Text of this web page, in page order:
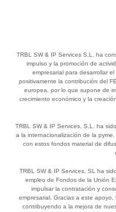
TRBL SW & IP Services S.L. ha
impulso y la promoción de
empresarial para desarrollar
positivamente la contribución del
europea, por lo que supone de
crecimiento económico y la
TRBL SW & IP Services, S.L. ha
a la internacionalización de la
con estos fondos material de
TRBL SW & IP Services, SL ha
empleo de Fondos de la Unión
impulsar la contratación y
empresarial. Gracias a este
contribuyendo a la mejora de